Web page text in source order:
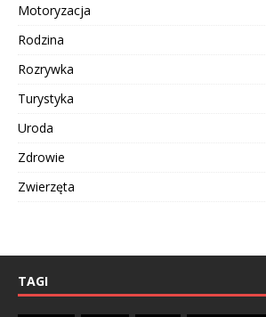
Motoryzacja
Rodzina
Rozrywka
Turystyka
Uroda
Zdrowie
Zwierzęta
TAGI